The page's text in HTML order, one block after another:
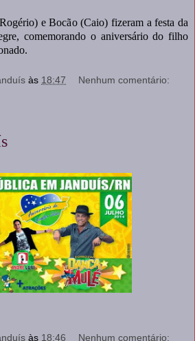
e Bocão (Caio) fizeram a festa da
comemorando o aniversário do filho
às 18:47 Nenhum comentário:
às 18:46 Nenhum comentário: